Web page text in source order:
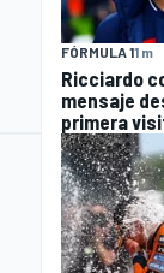
FÓRMULA 11 m
Ricciardo
mensaje
primera